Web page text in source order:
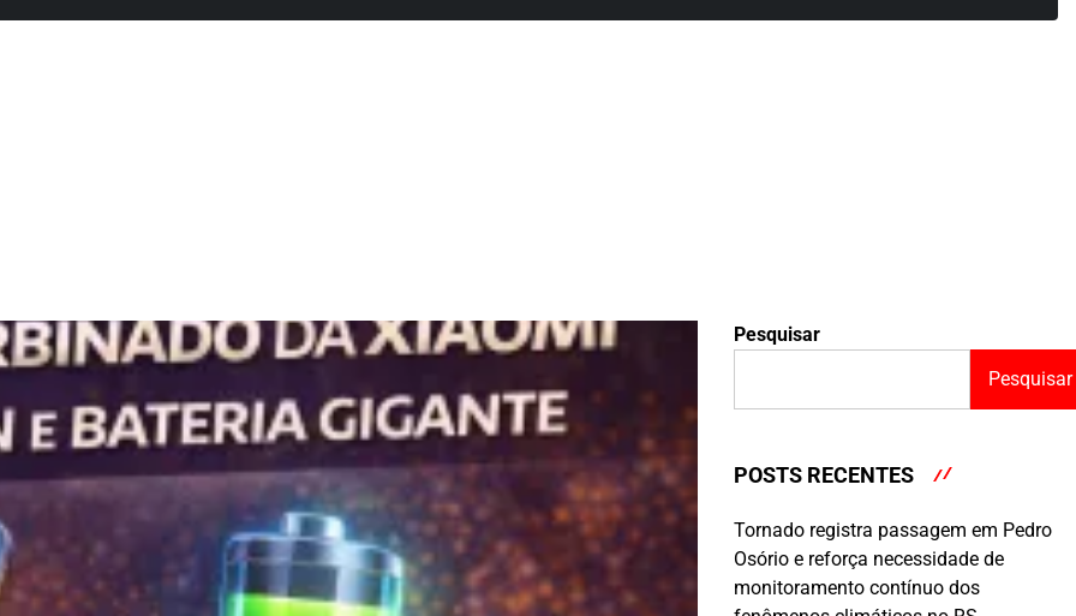
Pesquisar
Pesquisar
POSTS RECENTES
Tornado registra passagem em Pedro
Osório e reforça necessidade de
monitoramento contínuo dos